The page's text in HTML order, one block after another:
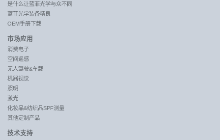
是什么让蓝菲光学与众不同
蓝菲光学装备精良
OEM手册下载
市场应用
消费电子
空间遥感
无人驾驶&车载
机器视觉
照明
激光
化妆品&纺织品SPF测量
其他定制产品
技术支持